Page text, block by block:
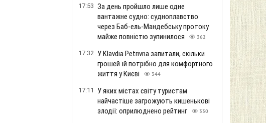
17:53 За день пройшло лише одне
вантажне судно: судноплавство
через Баб-ель-Мандебську протоку
майже повністю зупинилося
362
17:32 У Klavdia Petrivna запитали, скільки
грошей їй потрібно для комфортного
життя у Києві
344
17:11
У яких містах світу туристам
найчастіше загрожують кишенькові
злодії: оприлюднено рейтинг
330